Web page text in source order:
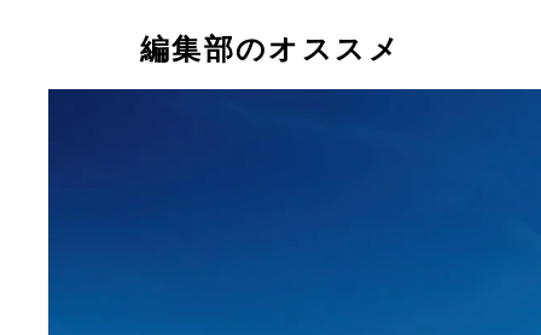
編集部のオススメ